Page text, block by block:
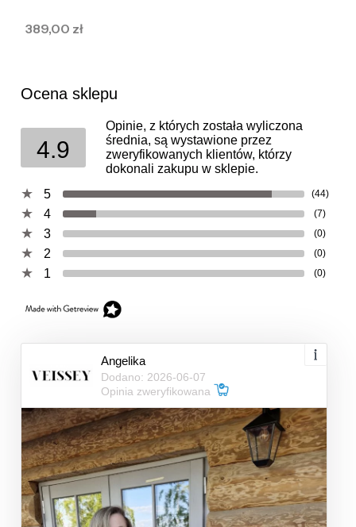
Cena
389,00 zł
Ocena sklepu
4.9
Opinie, z których została wyliczona
średnia, są wystawione przez
zweryfikowanych klientów, którzy
dokonali zakupu w sklepie.
5
(44)
4 (7)
3 (0)
2 (0)
1 (0)
Angelika
Dodano: 2026-06-07
Opinia zweryfikowana